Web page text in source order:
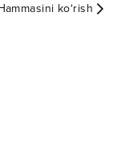
ko‘rish